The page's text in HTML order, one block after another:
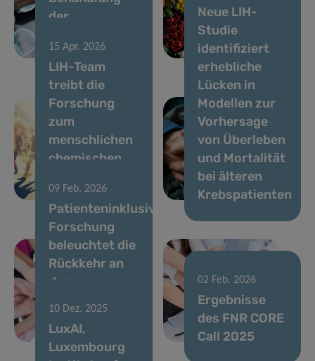
der
Krankheit
Risikobewertung
in Luxemburg
15 Apr. 2026
LIH-Team
treibt die
Forschung
zum
menschlichen
chemischen
voran
Neue LIH-
Studie
identifiziert
erhebliche
Lücken in
Modellen zur
Vorhersage
von Überleben
und Mortalität
bei älteren
Krebspatienten
09 Feb. 2026
Patienteninklusive
Forschung
beleuchtet die
Rückkehr an
den
Arbeitsplatz
Brustkrebs
02 Feb. 2026
Ergebnisse
des FNR CORE
Call 2025
17 Dez. 2025
VENUSCANCER:
10 Dez. 2025
LuxAI,
Luxembourg